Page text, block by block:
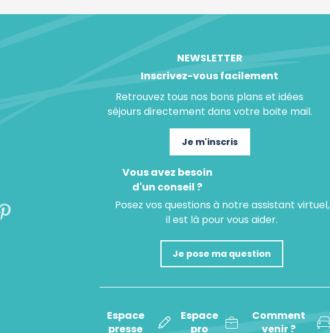
NEWSLETTER
Inscrivez-vous facilement
Retrouvez tous nos bons plans et idées
séjours directement dans votre boite mail.
Je m'inscris
Vous avez besoin
d'un conseil ?
Posez vos questions à notre assistant virtuel,
il est là pour vous aider.
Je pose ma question
Espace
presse
Espace
pro
Comment
venir ?